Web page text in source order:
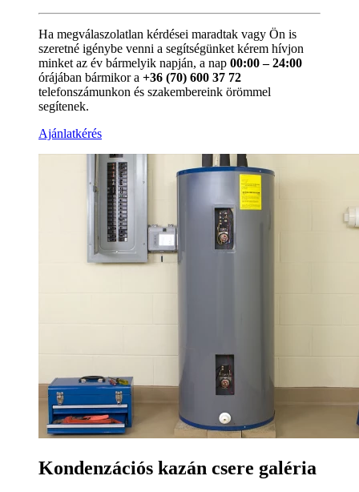
Ha megválaszolatlan kérdései maradtak vagy Ön is
szeretné igénybe venni a segítségünket kérem hívjon
minket az év bármelyik napján, a nap 00:00 – 24:00
órájában bármikor a +36 (70) 600 37 72
telefonszámunkon és szakembereink örömmel
segítenek.
Ajánlatkérés
Kondenzációs kazán csere galéria